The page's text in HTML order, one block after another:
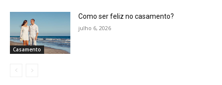
Casamento
Como ser feliz no casamento?
julho 6, 2026